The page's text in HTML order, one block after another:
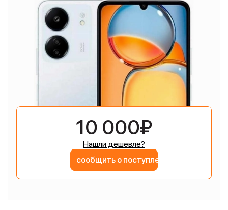
10 000₽
Нашли дешевле?
сообщить о поступлении